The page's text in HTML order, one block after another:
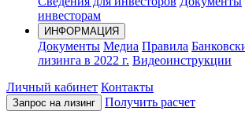
инвесторам
ИНФОРМАЦИЯ
Документы Медиа Правила
лизинга в 2022 г. Видеоинструкции
Личный кабинет Контакты
Запрос на лизинг Получить расчет